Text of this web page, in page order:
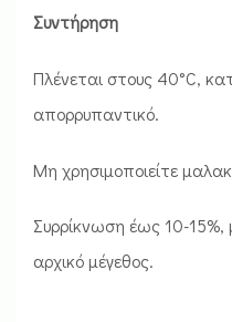
Συντήρηση
Πλένεται στους 40°C,
απορρυπαντικό.
Μη χρησιμοποιείτε
Συρρίκνωση έως 10-15%,
αρχικό μέγεθος.